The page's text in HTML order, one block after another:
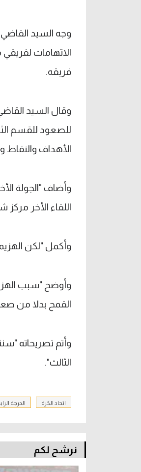
وجه السيد
الاتهامات لفريقي
فريقه.
وقال السيد
للصعود للقسم
الأهداف
وأضاف "الجولة
اللقاء الأخر
وأكمل "لكن الهزيمة
وأوضح "سبب
القمح بدلا من
وأتم تصريحاته
الثالث".
اتحاد الكرة الدرجة
نرشح لكم